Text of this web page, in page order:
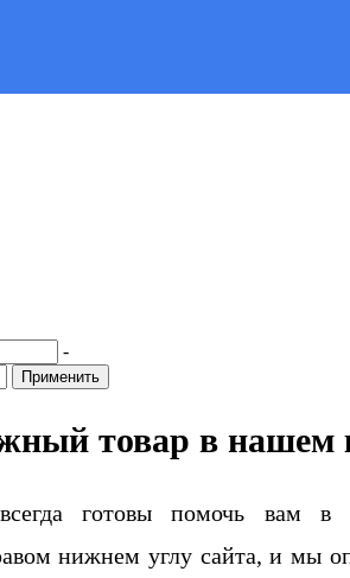
-
Применить
товар в нашем
готовы помочь вам в
нижнем углу сайта, и мы